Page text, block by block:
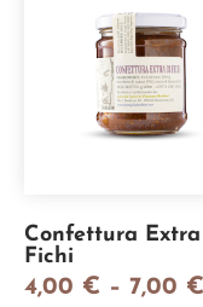
Confettura
Fichi
4,00 € – 7,00 €